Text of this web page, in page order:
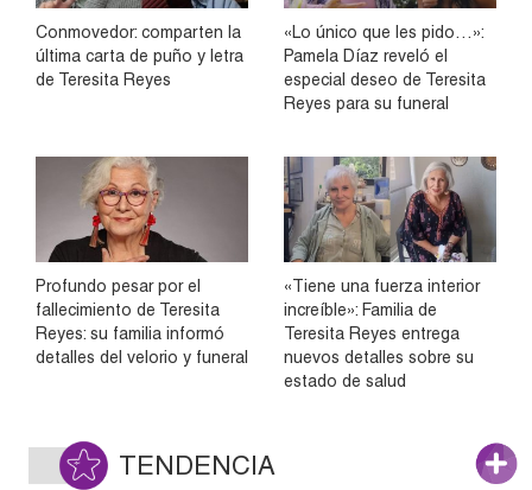
Conmovedor: comparten la
última carta de puño y letra
de Teresita Reyes
«Lo único que les pido…»:
Pamela Díaz reveló el
especial deseo de Teresita
Reyes para su funeral
Profundo pesar por el
fallecimiento de Teresita
Reyes: su familia informó
detalles del velorio y funeral
«Tiene una fuerza interior
increíble»: Familia de
Teresita Reyes entrega
nuevos detalles sobre su
estado de salud
TENDENCIA